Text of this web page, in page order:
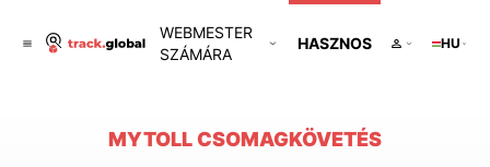
WEBMESTER
SZÁMÁRA
HASZNOS HU
MYTOLL CSOMAGKÖVETÉS